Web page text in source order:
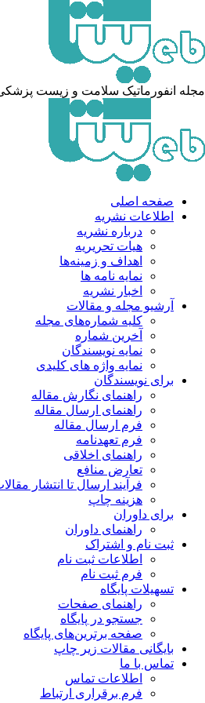
انفورماتیک سلامت و زیست پزشکی
صفحه اصلی
اطلاعات نشریه
درباره نشریه
هیات تحریریه
اهداف و زمینه‌ها
نمایه نامه ها
اخبار نشریه
آرشیو مجله و مقالات
کلیه شماره‌های مجله
آخرین شماره
نمایه نویسندگان
نمایه واژه های کلیدی
برای نویسندگان
راهنمای نگارش مقاله
راهنمای ارسال مقاله
فرم ارسال مقاله
فرم تعهدنامه
راهنمای اخلاقی
تعارض منافع
فرآیند ارسال تا انتشار مقالات
هزینه چاپ
برای داوران
راهنمای داوران
ثبت نام و اشتراک
اطلاعات ثبت نام
فرم ثبت نام
تسهیلات پایگاه
راهنمای صفحات
جستجو در پایگاه
صفحه برترین‌های پایگاه
بایگانی مقالات زیر چاپ
تماس با ما
اطلاعات تماس
فرم برقراری ارتباط